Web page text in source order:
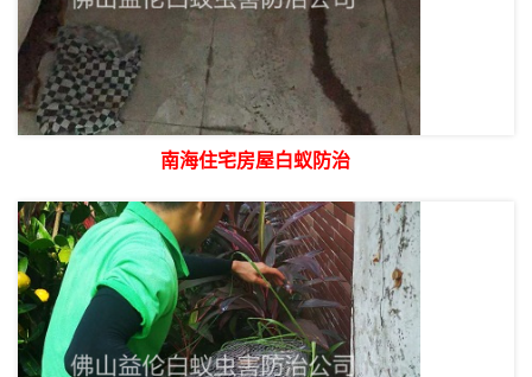
南海住宅房屋白蚁防治